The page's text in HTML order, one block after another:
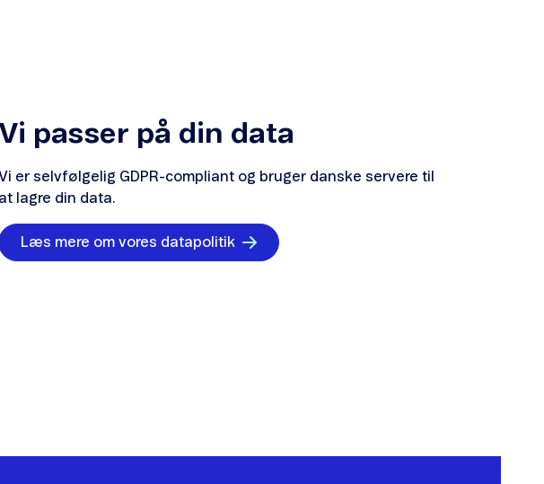
Vi passer på din data
er selvfølgelig GDPR-compliant og bruger danske servere til
at lagre din data.
Læs mere om vores datapolitik